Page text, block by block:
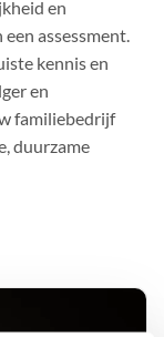
en
assessment.
kennis en
en
familiebedrijf
duurzame